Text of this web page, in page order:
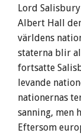
Lord
Albert Hall
världens
staterna blir
fortsatte
levande
nationernas
sanning, men
Eftersom